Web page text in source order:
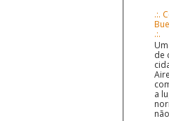
.:.
.:.
de
a